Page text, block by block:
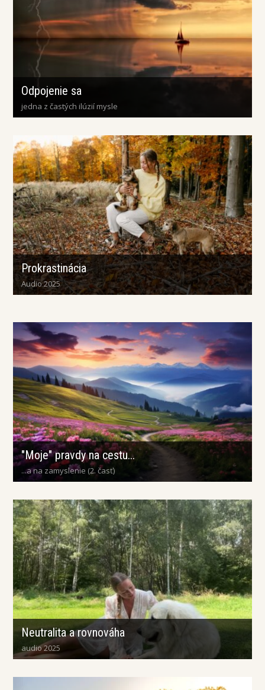
Odpojenie sa
jedna z častých ilúzií mysle
Prokrastinácia
Audio 2025
"Moje" pravdy na cestu...
...a na zamyslenie (2. časť)
Neutralita a rovnováha
audio 2025